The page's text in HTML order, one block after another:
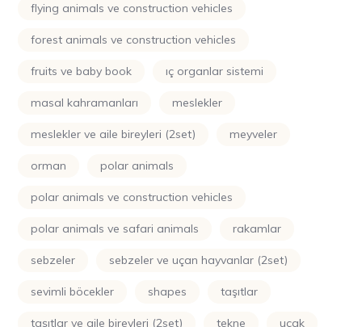
flying animals ve construction vehicles
forest animals ve construction vehicles
fruits ve baby book iç organlar sistemi
masal kahramanları meslekler
meslekler ve aile bireyleri (2set) meyveler
orman polar animals
polar animals ve construction vehicles
polar animals ve safari animals rakamlar
sebzeler sebzeler ve uçan hayvanlar (2set)
sevimli böcekler shapes taşıtlar
taşıtlar ve aile bireyleri (2set) tekne uçak